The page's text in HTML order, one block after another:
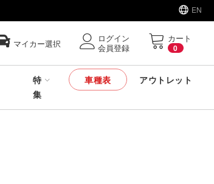
EN
カート
0
ログイン
会員登録
マイカー選択
特
集
車種表 アウトレット